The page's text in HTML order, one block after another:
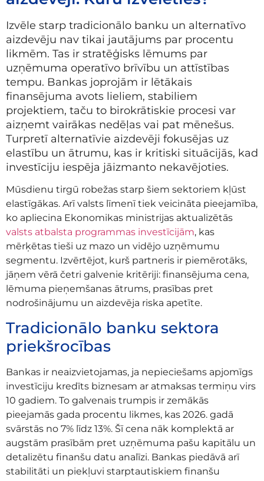
Izvēle starp tradicionālo banku un alternatīvo
aizdevēju nav tikai jautājums par procentu
likmēm. Tas ir stratēģisks lēmums par
uzņēmuma operatīvo brīvību un attīstības
tempu. Bankas joprojām ir lētākais
finansējuma avots lieliem, stabiliem
projektiem, taču to birokrātiskie procesi var
aizņemt vairākas nedēļas vai pat mēnešus.
Turpretī alternatīvie aizdevēji fokusējas uz
elastību un ātrumu, kas ir kritiski situācijās, kad
investīciju iespēja jāizmanto nekavējoties.
Mūsdienu tirgū robežas starp šiem sektoriem kļūst
elastīgākas. Arī valsts līmenī tiek veicināta pieejamība,
ko apliecina Ekonomikas ministrijas aktualizētās
valsts atbalsta programmas investīcijām, kas
mērķētas tieši uz mazo un vidējo uzņēmumu
segmentu. Izvērtējot, kurš partneris ir piemērotāks,
jāņem vērā četri galvenie kritēriji: finansējuma cena,
lēmuma pieņemšanas ātrums, prasības pret
nodrošinājumu un aizdevēja riska apetīte.
Tradicionālo banku sektora
priekšrocības
Bankas ir neaizvietojamas, ja nepieciešams apjomīgs
investīciju kredīts biznesam ar atmaksas termiņu virs
10 gadiem. To galvenais trumpis ir zemākās
pieejamās gada procentu likmes, kas 2026. gadā
svārstās no 7% līdz 13%. Šī cena nāk komplektā ar
augstām prasībām pret uzņēmuma pašu kapitālu un
detalizētu finanšu datu analīzi. Bankas piedāvā arī
stabilitāti un piekļuvi starptautiskiem finanšu